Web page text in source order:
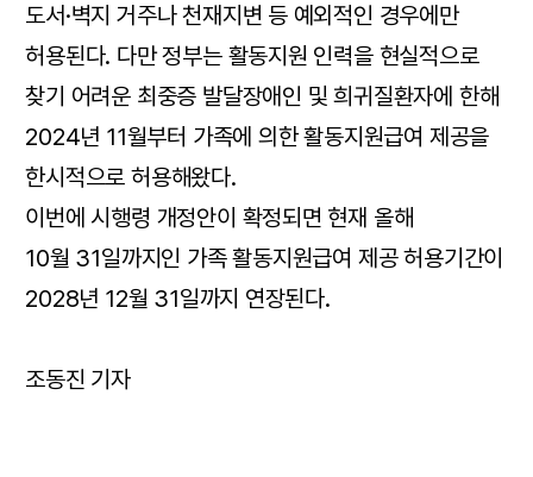
도서·벽지 거주나 천재지변 등 예외적인 경우에만
허용된다. 다만 정부는 활동지원 인력을 현실적으로
찾기 어려운 최중증 발달장애인 및 희귀질환자에 한해
2024년 11월부터 가족에 의한 활동지원급여 제공을
한시적으로 허용해왔다.
이번에 시행령 개정안이 확정되면 현재 올해
10월 31일까지인 가족 활동지원급여 제공 허용기간이
2028년 12월 31일까지 연장된다.
조동진 기자